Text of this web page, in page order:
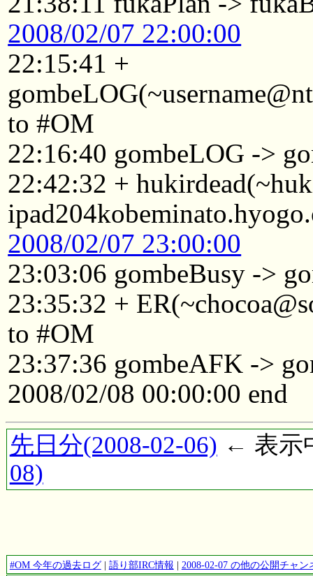
2008/02/07 22:00:00
22:15:41 +
to #OM
22:16:40 gombeLOG ->
22:42:32 +
2008/02/07 23:00:00
23:03:06 gombeBusy ->
23:35:32 +
to #OM
23:37:36 gombeAFK ->
2008/02/08 00:00:00 end
先日分(2008-02-06) ← 表示
08)
#OM 今年の過去ログ| 語り部IRC情報 | 2008-02-07 の他の公開チャ